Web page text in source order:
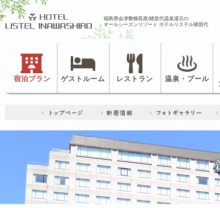
福島県会津磐梯高原/猪苗代温泉湯元の
オールシーズンリゾート ホテルリステル猪苗代
宿泊プラン ゲストルーム レストラン 温泉・プール